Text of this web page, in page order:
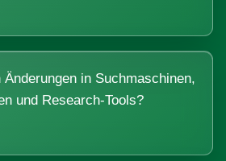
in Suchmaschinen,
und Research-Tools?